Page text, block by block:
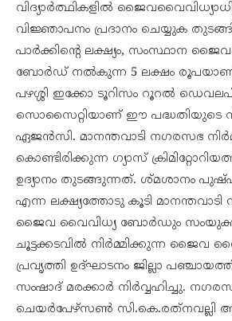
വിദ്യാർത്ഥികളിൽ
വിജ്ഞാപനം പ്രദാനം ചെയ്യുക
പാർക്കിൻ്റെ ലക്ഷ്യം, സംസ്ഥാന
ബോർഡ്‌ നൽകുന്ന 5 ലക്ഷം രൂപയാണ്
പഴശ്ശി ഇക്കോ ടൂറിസം റൂറൽ
സൊസൈറ്റിയാണ് ഈ പദ്ധതിയുടെ
ഏജൻസി. മാനന്തവാടി നഗരസഭ
കൊണ്ടിരിക്കുന്ന ഗ്യാസ്
ഉദ്യാനം തുടങ്ങുന്നത്. ശ്മശാനം
എന്ന ലക്ഷ്യത്തോടു കൂടി മാനന്തവാടി
ജൈവ വൈവിധ്യ ബോർഡും
ചൂട്ടക്കടവിൽ നിർമ്മിക്കുന്ന ജൈവ
പ്രവൃത്തി ഉദ്ഘാടനം ജില്ലാ
സംഷാദ് മരക്കാർ നിർവ്വഹിച്ചു.
ചെയർപേഴ്സൺ സി.കെ.രത്‌നവല്ലി